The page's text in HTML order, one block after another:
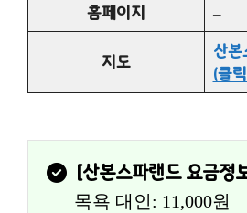
홈페이지
–
지도
산
(클
[산본스파랜드 요금정
목욕 대인: 11,000원